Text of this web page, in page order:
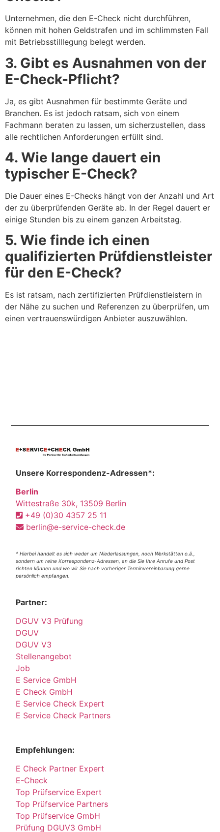
Unternehmen, die den E-Check nicht durchführen,
können mit hohen Geldstrafen und im schlimmsten Fall
mit Betriebsstilllegung belegt werden.
3. Gibt es Ausnahmen von der
E-Check-Pflicht?
Ja, es gibt Ausnahmen für bestimmte Geräte und
Branchen. Es ist jedoch ratsam, sich von einem
Fachmann beraten zu lassen, um sicherzustellen, dass
alle rechtlichen Anforderungen erfüllt sind.
4. Wie lange dauert ein
typischer E-Check?
Die Dauer eines E-Checks hängt von der Anzahl und Art
der zu überprüfenden Geräte ab. In der Regel dauert er
einige Stunden bis zu einem ganzen Arbeitstag.
5. Wie finde ich einen
qualifizierten Prüfdienstleister
für den E-Check?
Es ist ratsam, nach zertifizierten Prüfdienstleistern in
der Nähe zu suchen und Referenzen zu überprüfen, um
einen vertrauenswürdigen Anbieter auszuwählen.
Unsere Korrespondenz-Adressen*:
Berlin
Wittestraße 30k, 13509 Berlin
+49 (0)30 4357 25 11
berlin@e-service-check.de
* Hierbei handelt es sich weder um Niederlassungen, noch Werkstätten o.ä.,
sondern um reine Korrespondenz-Adressen, an die Sie Ihre Anrufe und Post
richten können und wo wir Sie nach vorheriger Terminvereinbarung gerne
persönlich empfangen.
Partner:
DGUV V3 Prüfung
DGUV
DGUV V3
Stellenangebot
Job
E Service GmbH
E Check GmbH
E Service Check Expert
E Service Check Partners
Empfehlungen:
E Check Partner Expert
E-Check
Top Prüfservice Expert
Top Prüfservice Partners
Top Prüfservice GmbH
Prüfung DGUV3 GmbH